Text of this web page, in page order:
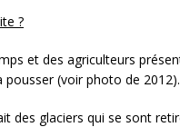
?
et des agriculteurs
(voir photo de 2012).
des glaciers qui se sont